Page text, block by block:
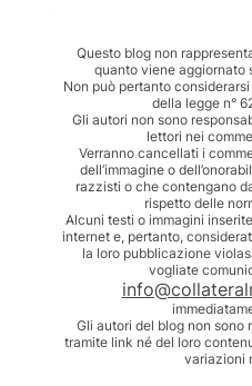
Questo blog non
quanto viene aggiornato
Non può pertanto
della legge n°
Gli autori non sono
lettori nei
Verranno cancellati i
dell’immagine o
razzisti o che contengano
rispetto delle
Alcuni testi o immagini
internet e, pertanto,
la loro pubblicazione
vogliate
Gli autori del blog non sono
tramite link né del loro
variazioni